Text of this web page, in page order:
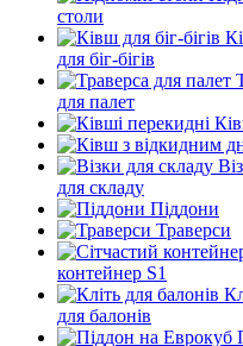
столи
для біг-бігів
для палет
для складу
Піддони
Траверси
контейнер S1
для балонів